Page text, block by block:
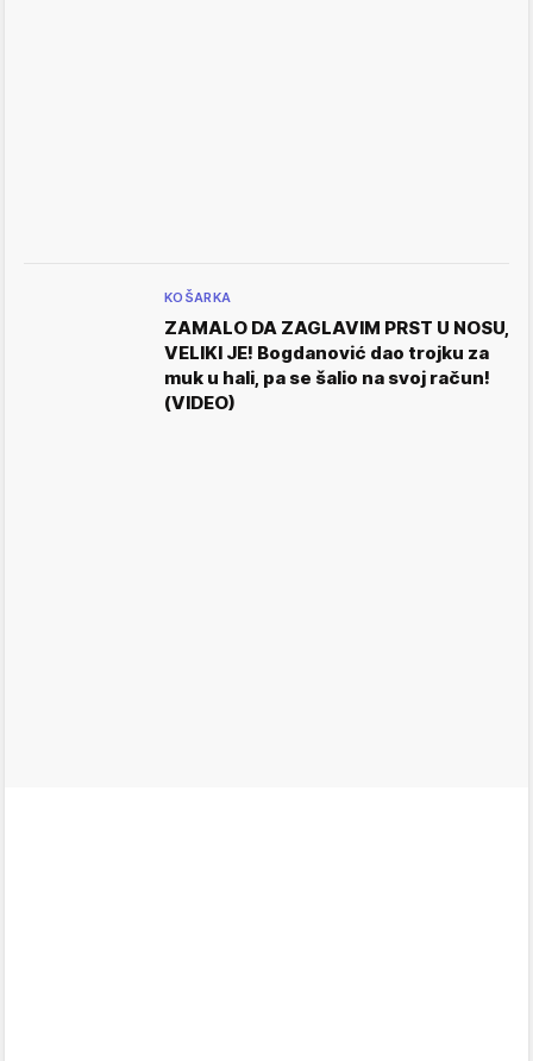
KOŠARKA
ZAMALO DA ZAGLAVIM PRST U NOSU,
VELIKI JE! Bogdanović dao trojku za
muk u hali, pa se šalio na svoj račun!
(VIDEO)